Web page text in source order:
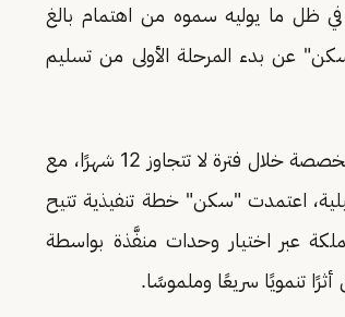
ظل ما يوليه سموه من اهتمام بالغ
عن بدء المرحلة الأولى من تسليم
وتنفيذًا لتوجيه سموه الكريم بالعمل على إنجاز المشروعات السكنية المخصصة خلال فترة لا تتجاوز 12 شهرًا، مع
اعتمدت "سكن" خطة تنفيذية تتيح
كل مناطق المملكة عبر اختيار وحدات منفَّذة بواسطة
تنمويًا سريعًا وملموسًا.